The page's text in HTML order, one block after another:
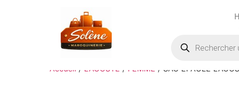
Accueil / LACOSTE / FEMME / SAC EPAULE